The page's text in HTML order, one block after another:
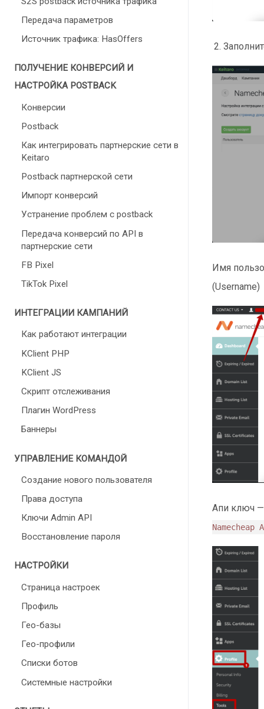
Передача параметров
Источник трафика: HasOffers
ПОЛУЧЕНИЕ КОНВЕРСИЙ И
НАСТРОЙКА POSTBACK
Конверсии
Postback
Как интегрировать партнерские сети в
Keitaro
Postback партнерской сети
Импорт конверсий
Устранение проблем с postback
Передача конверсий по API в
партнерские сети
FB Pixel
TikTok Pixel
ИНТЕГРАЦИИ КАМПАНИЙ
Как работают интеграции
KClient PHP
KClient JS
Скрипт отслеживания
Плагин WordPress
Баннеры
УПРАВЛЕНИЕ КОМАНДОЙ
Создание нового пользователя
Права доступа
Ключи Admin API
Восстановление пароля
НАСТРОЙКИ
Страница настроек
Профиль
Гео-базы
Гео-профили
Списки ботов
Cистемные настройки
Имя
(Username)
Апи ключ —
Namecheap